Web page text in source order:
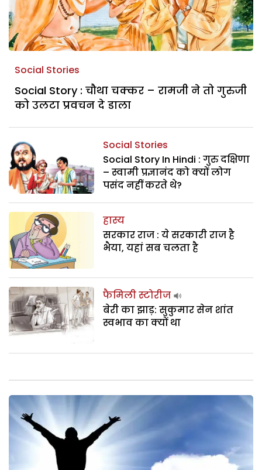
Social Stories
Social Story : चौथा चक्कर – रामजी ने तो गुरुजी
को उलटा प्रवचन दे डाला
Social Stories
Social Story In Hindi : गुरु दक्षिणा
– स्वामी प्रज्ञानंद को क्यों लोग
पसंद नहीं करते थे?
हास्य
सरकार राज : ये सरकारी राज है
भैया, यहां सब चलता है
फैमिली स्टोरीज
बेरी का झाड़: सुकुमार सेन शांत
स्वभाव का क्यों था